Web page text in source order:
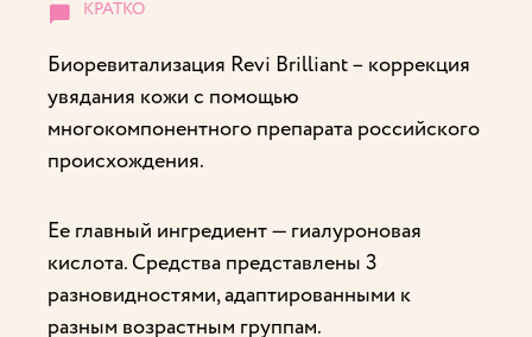
Биоревитализация Revi Brilliant – коррекция
увядания кожи с помощью
многокомпонентного препарата российского
происхождения.
Ее главный ингредиент — гиалуроновая
кислота. Средства представлены 3
разновидностями, адаптированными к
разным возрастным группам.